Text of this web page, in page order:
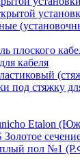
плоского
кабеля
под стяжку
Etalon
Золотое
пол №1